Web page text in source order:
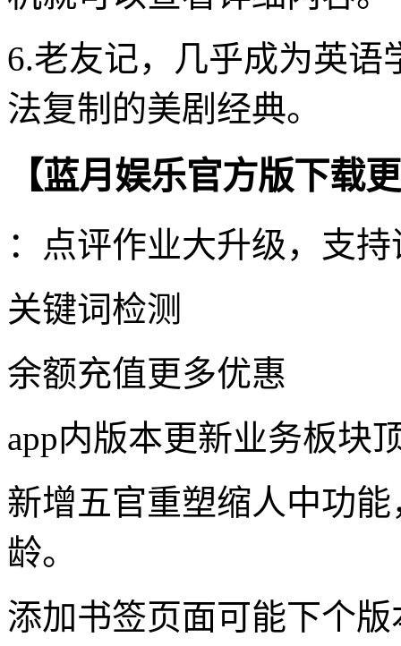
6.老友记，几乎成为英
法复制的美剧经典。
【蓝月娱乐官方版下载
：点评作业大升级，支
关键词检测
余额充值更多优惠
app内版本更新业务板块
新增五官重塑缩人中功
龄。
添加书签页面可能下个